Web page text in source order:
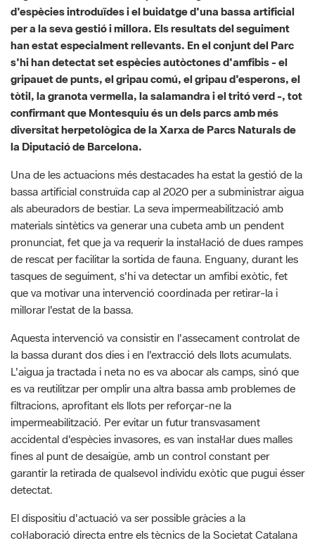
s'hi han detectat set espècies autòctones d'amfibis - el
gripauet de punts, el gripau comú, el gripau d'esperons, el
tòtil, la granota vermella, la salamandra i el tritó verd -, tot
confirmant que Montesquiu és un dels parcs amb més
diversitat herpetològica de la Xarxa de Parcs Naturals de
la Diputació de Barcelona.
Una de les actuacions més destacades ha estat la gestió de la
bassa artificial construïda cap al 2020 per a subministrar aigua
als abeuradors de bestiar. La seva impermeabilització amb
materials sintètics va generar una cubeta amb un pendent
pronunciat, fet que ja va requerir la instal·lació de dues rampes
de rescat per facilitar la sortida de fauna. Enguany, durant les
tasques de seguiment, s'hi va detectar un amfibi exòtic, fet
que va motivar una intervenció coordinada per retirar-la i
millorar l'estat de la bassa.
Aquesta intervenció va consistir en l'assecament controlat de
la bassa durant dos dies i en l'extracció dels llots acumulats.
es va reutilitzar per omplir una altra bassa amb problemes de
filtracions, aprofitant els llots per reforçar-ne la
impermeabilització. Per evitar un futur transvasament
accidental d'espècies invasores, es van instal·lar dues malles
fines al punt de desaigüe, amb un control constant per
garantir la retirada de qualsevol individu exòtic que pugui ésser
detectat.
El dispositiu d'actuació va ser possible gràcies a la
col·laboració directa entre els tècnics de la Societat Catalana
manteniment del Parc de Montesquiu. Un cop el nivell d'aigua
va ser prou baix, aquest equip conjunt va accedir a la cubeta